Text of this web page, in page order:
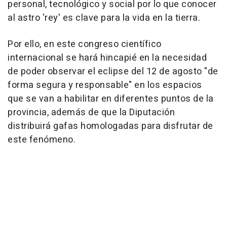
personal, tecnológico y social por lo que conocer
al astro 'rey' es clave para la vida en la tierra.
Por ello, en este congreso científico
internacional se hará hincapié en la necesidad
de poder observar el eclipse del 12 de agosto "de
forma segura y responsable" en los espacios
que se van a habilitar en diferentes puntos de la
provincia, además de que la Diputación
distribuirá gafas homologadas para disfrutar de
este fenómeno.